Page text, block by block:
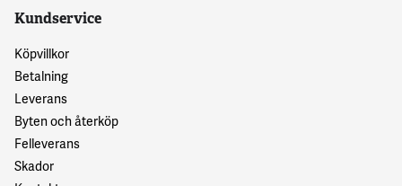
Kundservice
Köpvillkor
Betalning
Leverans
Byten och återköp
Felleverans
Skador